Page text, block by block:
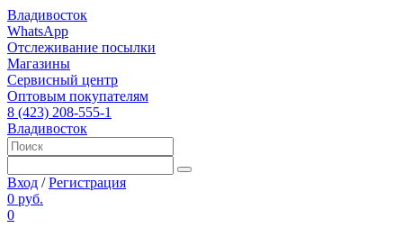
Владивосток
WhatsApp
Отслеживание посылки
Магазины
Сервисный центр
Оптовым покупателям
8 (423) 208-555-1
Владивосток
Вход /Регистрация
0 руб.
0